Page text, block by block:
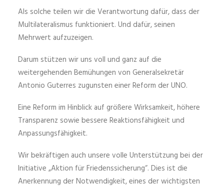
Als solche teilen wir die Verantwortung dafür, dass der
Multilateralismus funktioniert. Und dafür, seinen
Mehrwert aufzuzeigen.
Darum stützen wir uns voll und ganz auf die
weitergehenden Bemühungen von Generalsekretär
Antonio Guterres zugunsten einer Reform der UNO.
Eine Reform im Hinblick auf größere Wirksamkeit, höhere
Transparenz sowie bessere Reaktionsfähigkeit und
Anpassungsfähigkeit.
Wir bekräftigen auch unsere volle Unterstützung bei der
Initiative „Aktion für Friedenssicherung“. Dies ist die
Anerkennung der Notwendigkeit, eines der wichtigsten